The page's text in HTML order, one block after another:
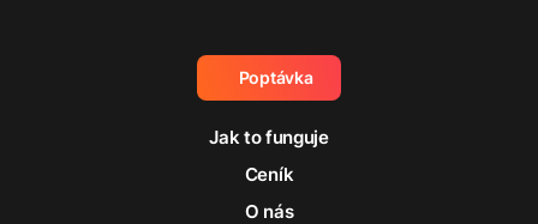
Poptávka
Jak to funguje
Ceník
O nás